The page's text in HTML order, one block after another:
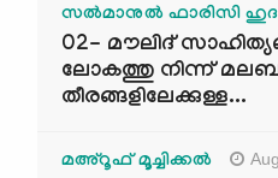
സൽമാനുൽ ഫാരിസി
02- മൗലിദ്
ലോകത്തു നിന്ന്
തീരങ്ങളിലേക്കുള്ള...
മഅ്റൂഫ് മൂച്ചിക്കല്‍